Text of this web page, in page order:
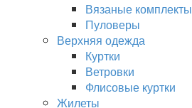
Вязаные комплекты
Пуловеры
Верхняя одежда
Куртки
Ветровки
Флисовые куртки
Жилеты